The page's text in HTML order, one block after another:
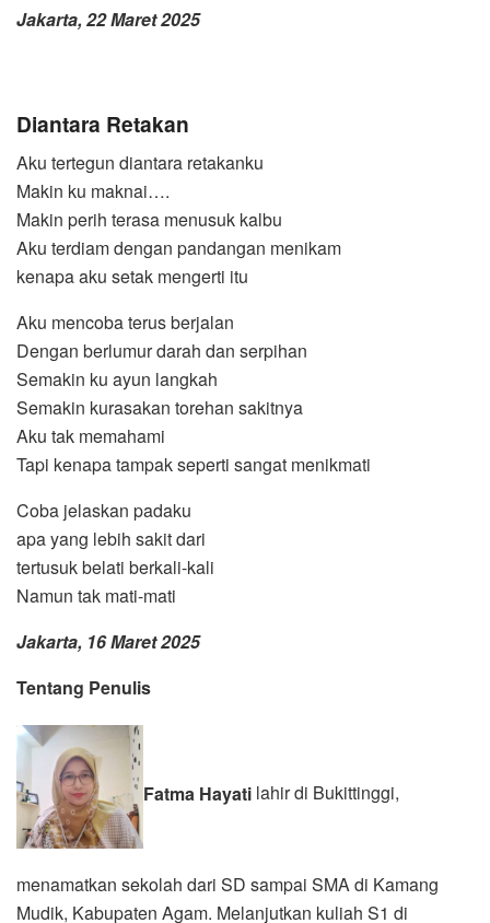
Jakarta, 22 Maret 2025
Diantara Retakan
Aku tertegun diantara retakanku
Makin ku maknai….
Makin perih terasa menusuk kalbu
Aku terdiam dengan pandangan menikam
kenapa aku setak mengerti itu
Aku mencoba terus berjalan
Dengan berlumur darah dan serpihan
Semakin ku ayun langkah
Semakin kurasakan torehan sakitnya
Aku tak memahami
Tapi kenapa tampak seperti sangat menikmati
Coba jelaskan padaku
apa yang lebih sakit dari
tertusuk belati berkali-kali
Namun tak mati-mati
Jakarta, 16 Maret 2025
Tentang Penulis
Fatma Hayati lahir di Bukittinggi,
menamatkan sekolah dari SD sampai SMA di Kamang
Mudik, Kabupaten Agam. Melanjutkan kuliah S1 di